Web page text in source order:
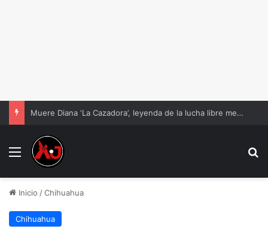
Muere Diana ‘La Cazadora’, leyenda de la lucha libre mexicana
Menu
Inicio /Chihuahua
Chihuahua